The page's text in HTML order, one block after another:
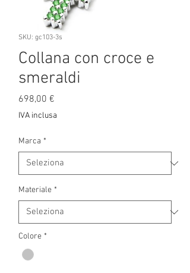
SKU: gc103-3s
Collana con croce e
smeraldi
698,00 €
IVA inclusa
Marca *
Materiale *
Colore *